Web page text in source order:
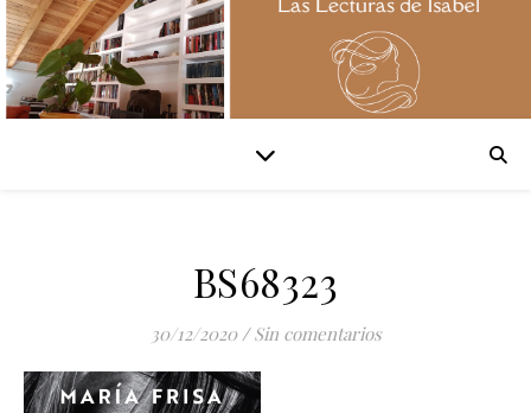
BS68323
30/12/2020 / Sin comentarios